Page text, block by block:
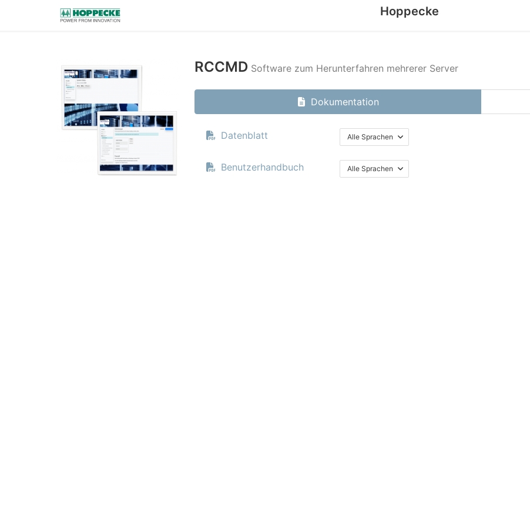
Hoppecke
RCCMD Software zum Herunterfahren mehrerer Server
Dokumentation
Datenblatt Alle Sprachen
Benutzerhandbuch Alle Sprachen